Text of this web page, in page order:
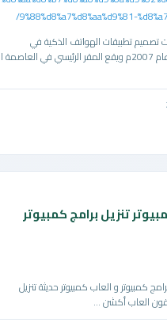
9%88%d8%a7%d8%aa%d9%81-
تطبيقات الهواتف الذكية في
المملكة العربية السعودية حيث تم تأسيسها عام 2007م ويقع المقر الرئيسي في العاصمة ا
تنزيل برامج كمبيوتر
2018 أقوى برامج كمبيوتر و العاب كمبيوتر حديثة تنزيل
العاب أكشن ...